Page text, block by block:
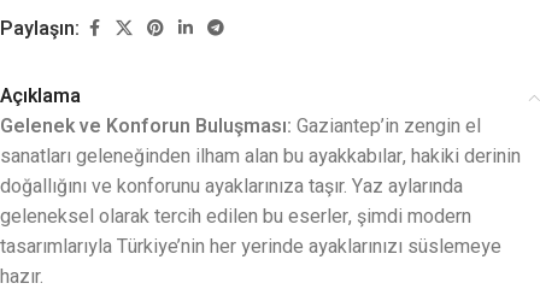
Paylaşın:
Açıklama
Gelenek ve Konforun Buluşması: Gaziantep’in zengin el
sanatları geleneğinden ilham alan bu ayakkabılar, hakiki derinin
doğallığını ve konforunu ayaklarınıza taşır. Yaz aylarında
geleneksel olarak tercih edilen bu eserler, şimdi modern
tasarımlarıyla Türkiye’nin her yerinde ayaklarınızı süslemeye
hazır.